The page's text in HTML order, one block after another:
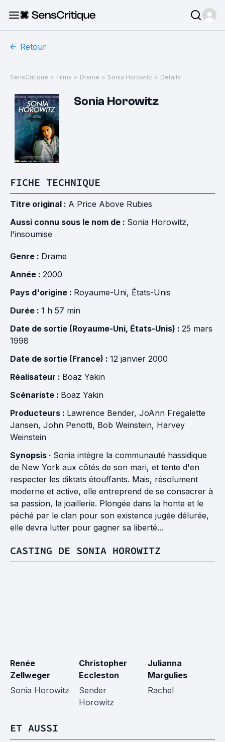
Retour
SensCritique > Films > Drame > Sonia Horowitz > Details
Sonia Horowitz
FICHE TECHNIQUE
Titre original : A Price Above Rubies
Aussi connu sous le nom de : Sonia Horowitz,
l'insoumise
Genre : Drame
Année : 2000
Pays d'origine : Royaume-Uni, États-Unis
Durée : 1 h 57 min
Date de sortie (Royaume-Uni, États-Unis) : 25 mars
1998
Date de sortie (France) : 12 janvier 2000
Réalisateur : Boaz Yakin
Scénariste : Boaz Yakin
Producteurs : Lawrence Bender, JoAnn Fregalette
Jansen, John Penotti, Bob Weinstein, Harvey
Weinstein
Synopsis · Sonia intègre la communauté hassidique
de New York aux côtés de son mari, et tente d'en
respecter les diktats étouffants. Mais, résolument
moderne et active, elle entreprend de se consacrer à
sa passion, la joaillerie. Plongée dans la honte et le
péché par le clan pour son existence jugée délurée,
elle devra lutter pour gagner sa liberté...
CASTING DE SONIA HOROWITZ
Renée
Zellweger
Sonia Horowitz
Christopher
Eccleston
Sender
Horowitz
Julianna
Margulies
Rachel
ET AUSSI